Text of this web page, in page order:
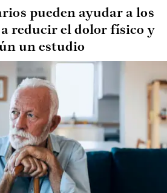
pueden ayudar a los
reducir el dolor físico y
un estudio